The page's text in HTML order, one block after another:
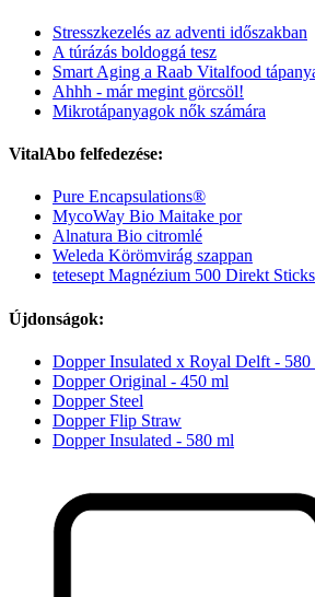
Stresszkezelés az adventi időszakban
A túrázás boldoggá tesz
Smart Aging a Raab Vitalfood
Ahhh - már megint görcsöl!
Mikrotápanyagok nők számára
VitalAbo felfedezése:
Pure Encapsulations®
MycoWay Bio Maitake por
Alnatura Bio citromlé
Weleda Körömvirág szappan
tetesept Magnézium 500 Direkt Sticks
Újdonságok:
Dopper Insulated x Royal Delft - 580
Dopper Original - 450 ml
Dopper Steel
Dopper Flip Straw
Dopper Insulated - 580 ml